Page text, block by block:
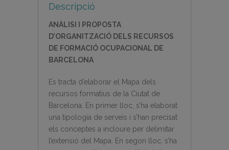
Descripció
ANÀLISI I PROPOSTA
D’ORGANITZACIÓ DELS RECURSOS
DE FORMACIÓ OCUPACIONAL DE
BARCELONA
Es tracta d’elaborar el Mapa dels
recursos formatius de la Ciutat de
Barcelona. En primer lloc, s’ha elaborat
una tipologia de serveis i s’han precisat
els conceptes a incloure per delimitar
l’extensió del Mapa. En segon lloc, s’ha